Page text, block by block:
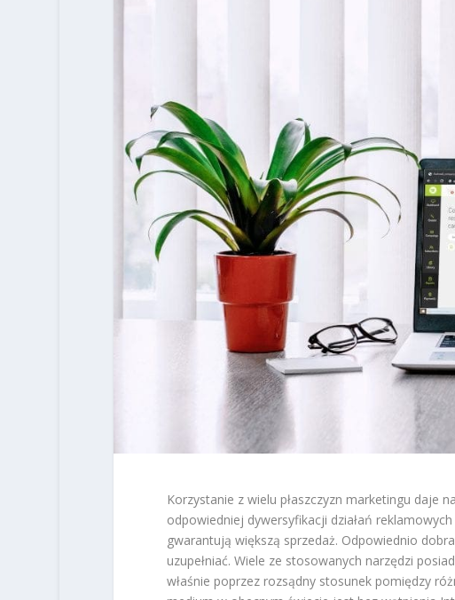
Korzystanie z wielu płaszczyzn marketingu daje
odpowiedniej dywersyfikacji działań
gwarantują większą sprzedaż. Odpowiednio
uzupełniać. Wiele ze stosowanych narzędzi
właśnie poprzez rozsądny stosunek pomiędzy